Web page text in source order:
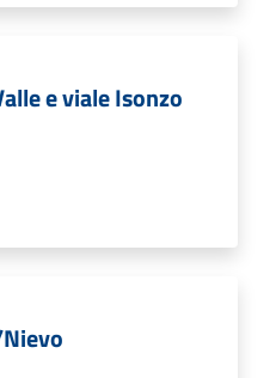
e viale Isonzo